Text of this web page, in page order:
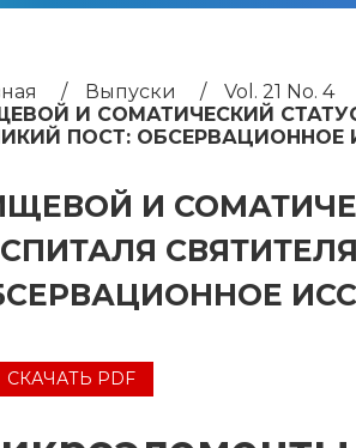
Выпуски
Vol. 21 No. 4
И СОМАТИЧЕСКИЙ
ПОСТ: ОБСЕРВАЦИОННОЕ
И
СКАЧАТЬ PDF